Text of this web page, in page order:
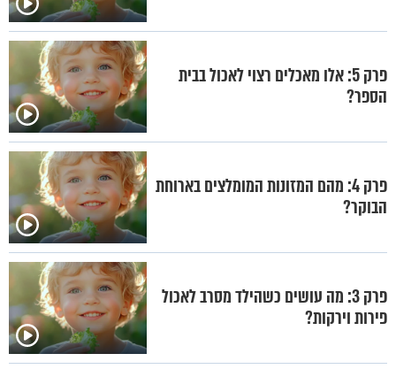
פרק 5: אלו מאכלים רצוי לאכול בבית
הספר?
פרק 4: מהם המזונות המומלצים בארוחת
הבוקר?
פרק 3: מה עושים כשהילד מסרב לאכול
פירות וירקות?